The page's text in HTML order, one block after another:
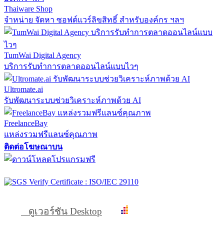
Thaiware Shop
จำหน่าย จัดหา ซอฟต์แวร์ลิขสิทธิ์ สำหรับองค์กร ฯลฯ
TumWai Digital Agency
บริการรับทำการตลาดออนไลน์แบบไวๆ
Ultromate.ai
รับพัฒนาระบบช่วยวิเคราะห์ภาพด้วย AI
FreelanceBay
แหล่งรวมฟรีแลนซ์คุณภาพ
ติดต่อโฆษณาบน
ดูเวอร์ชัน Desktop